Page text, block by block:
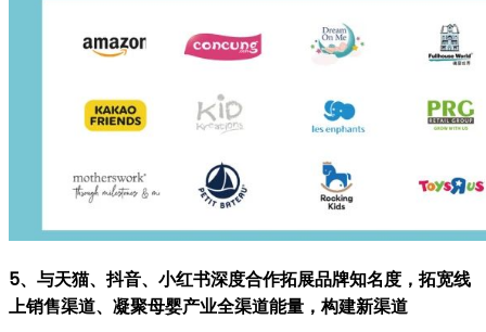
5、与天猫、抖音、小红书深度合作拓展品牌知名度，拓宽线
上销售渠道、凝聚母婴产业全渠道能量，构建新渠道